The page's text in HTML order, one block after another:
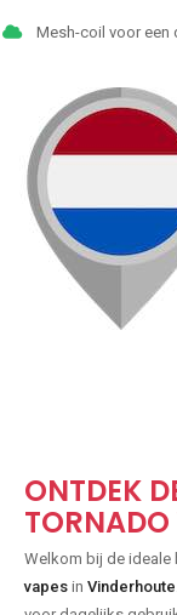
Mesh-coil voor een
ONTDEK
TORNADO
Welkom bij de
vapes in Vinderhoute